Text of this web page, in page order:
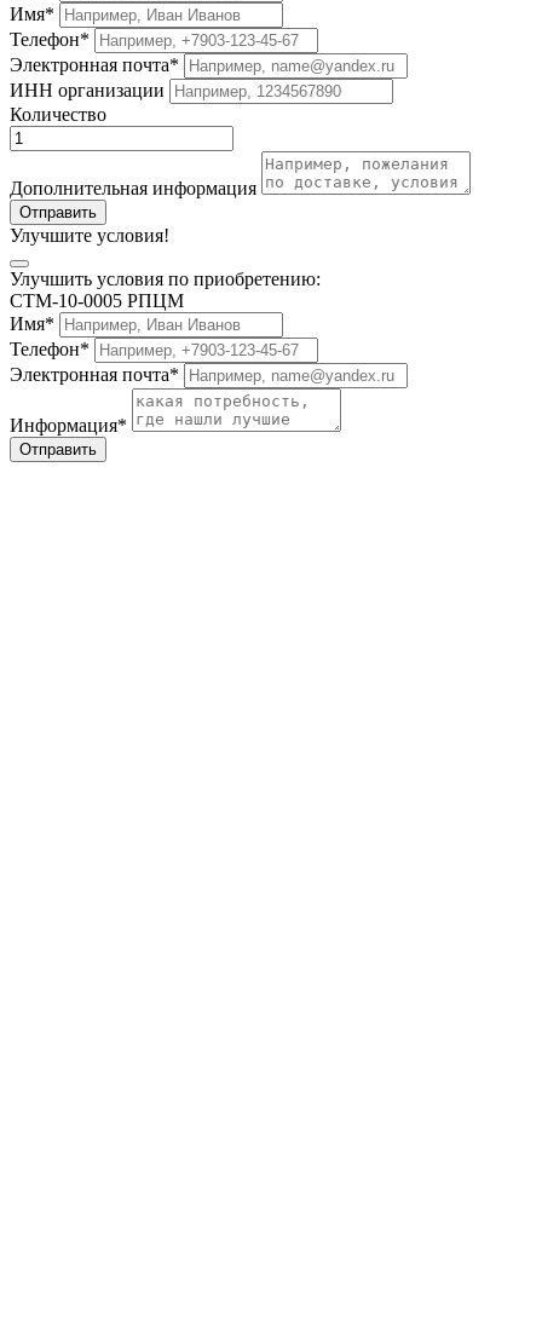
Имя*
Телефон*
Электронная почта*
ИНН организации
Количество
Дополнительная информация
Отправить
Улучшите условия!
Улучшить условия по приобретению:
СТМ-10-0005 РПЦМ
Имя*
Телефон*
Электронная почта*
Информация*
Отправить